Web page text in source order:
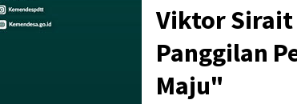
Viktor Sirait
Panggilan
Maju"